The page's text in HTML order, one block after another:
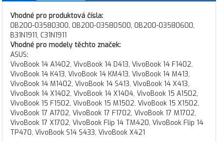
Vhodné pro produktová čísla:
0B200-03580300, 0B200-03580500, 0B200-03580600,
B31N1911, C31N1911
Vhodné pro modely těchto značek:
ASUS:
VivoBook 14 A1402, VivoBook 14 D413, VivoBook 14 F1402,
VivoBook 14 K413, VivoBook 14 KM413, VivoBook 14 M413,
VivoBook 14 M1402, VivoBook 14 S413, VivoBook 14 X413,
VivoBook 14 X1402, VivoBook 14 X1404, VivoBook 15 A1502,
VivoBook 15 F1502, VivoBook 15 M1502, VivoBook 15 X1502,
VivoBook 17 A1702, VivoBook 17 F1702, VivoBook 17 M1702,
VivoBook 17 X1702, VivoBook Flip 14 TM420, VivoBook Flip 14
TP470, VivoBook S14 S433, VivoBook X421